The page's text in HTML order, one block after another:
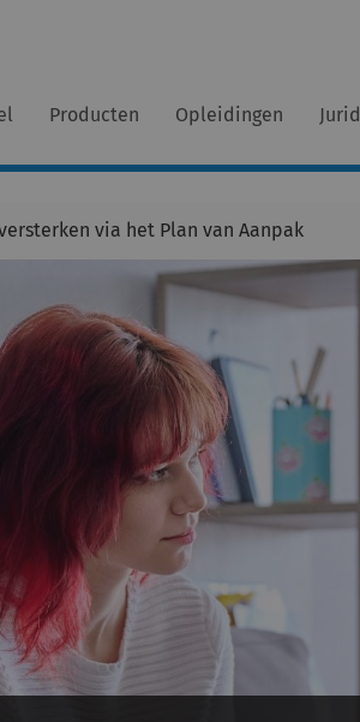
Producten Opleidingen
via het Plan van Aanpak